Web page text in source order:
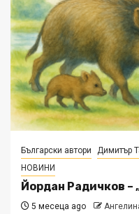
Български автори Димитър
НОВИНИ
Йордан Радичков –
5 месеца ago